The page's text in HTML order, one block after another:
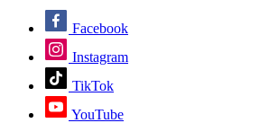
Facebook
Instagram
TikTok
YouTube